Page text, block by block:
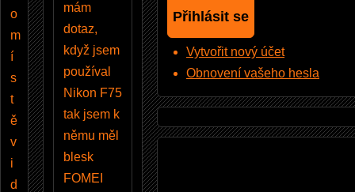
o
m
í
s
t
ě
v
i
d
mám
dotaz,
když jsem
používal
Nikon F75
tak jsem k
němu měl
blesk
FOMEI
Vytvořit nový účet
Obnovení vašeho hesla